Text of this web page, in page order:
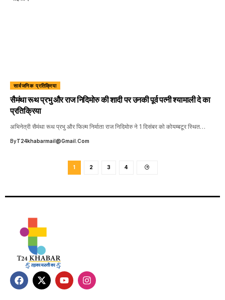
सार्वजनिक प्रतिक्रिया
सैमंथा रूथ प्रभु और राज निदिमोरु की शादी पर उनकी पूर्व पत्नी श्यामाली दे का
प्रतिक्रिया
अभिनेत्री सैमंथा रूथ प्रभु और फिल्म निर्माता राज निदिमोरु ने 1 दिसंबर को कोयम्बटूर स्थित…
ByT24khabarmail@gmail.com
1 2 3 4